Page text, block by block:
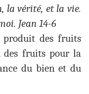
la vérité, et la vie.
Jean 14-6
produit des fruits
des fruits pour la
du bien et du